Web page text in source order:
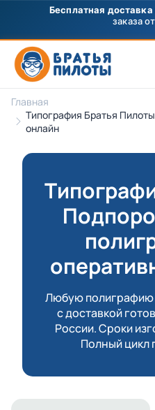
Главная
Типография Братья
онлайн
Любую полиграфию
с доставкой
России. Сроки
Полный цикл